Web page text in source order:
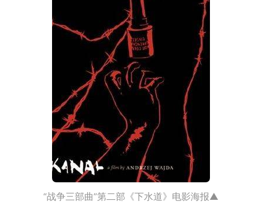
“战争三部曲”第二部《下水道》电影海报▲